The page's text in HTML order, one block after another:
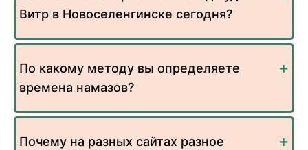
Витр в Новоселенгинске сегодня?
По какому методу вы определяете
времена намазов?
Почему на разных сайтах разное